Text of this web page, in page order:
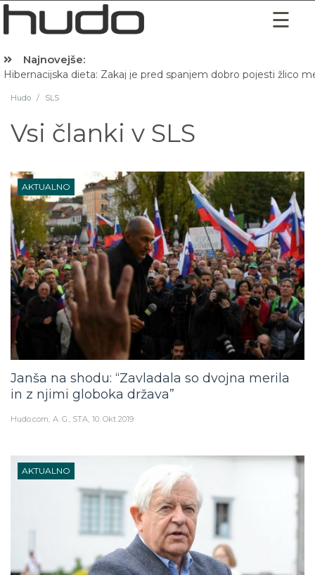
Najnovejše:
Hibernacijska dieta: Zakaj je pred spanjem dobro pojesti žlico
Hudo / SLS
Vsi članki v SLS
AKTUALNO
Janša na shodu: “Zavladala so dvojna merila
in z njimi globoka država”
Hudo.com A. G., STA 10. Okt 2019
AKTUALNO